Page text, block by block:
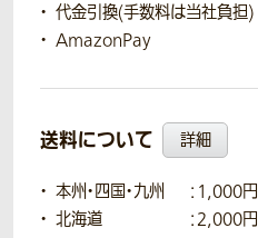
代金引換(手数料は当社負担)
AmazonPay
送料について 詳細
本州・四国・九州
：1,000円
北海道
：2,000円